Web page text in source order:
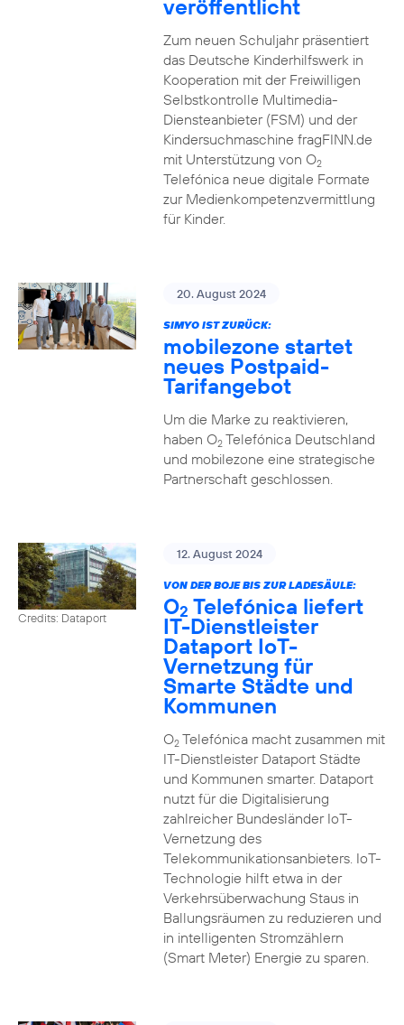
veröffentlicht
Zum neuen Schuljahr präsentiert
das Deutsche Kinderhilfswerk in
Kooperation mit der Freiwilligen
Selbstkontrolle Multimedia-
Diensteanbieter (FSM) und der
Kindersuchmaschine fragFINN.de
mit Unterstützung von O2
Telefónica neue digitale Formate
zur Medienkompetenzvermittlung
für Kinder.
20. August 2024
SIMYO IST ZURÜCK:
mobilezone startet
neues Postpaid-
Tarifangebot
Um die Marke zu reaktivieren,
haben O2Telefónica Deutschland
und mobilezone eine strategische
Partnerschaft geschlossen.
Credits: Dataport
12. August 2024
VON DER BOJE BIS ZUR LADESÄULE:
O2 Telefónica liefert
IT-Dienstleister
Dataport IoT-
Vernetzung für
Smarte Städte und
Kommunen
O2Telefónica macht zusammen mit
IT-Dienstleister Dataport Städte
und Kommunen smarter. Dataport
nutzt für die Digitalisierung
zahlreicher Bundesländer IoT-
Vernetzung des
Telekommunikationsanbieters. IoT-
Technologie hilft etwa in der
Verkehrsüberwachung Staus in
Ballungsräumen zu reduzieren und
in intelligenten Stromzählern
(Smart Meter) Energie zu sparen.